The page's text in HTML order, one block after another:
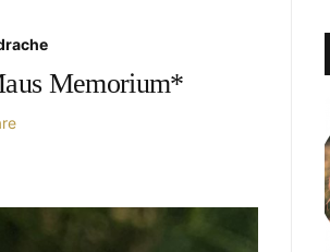
Memorium*